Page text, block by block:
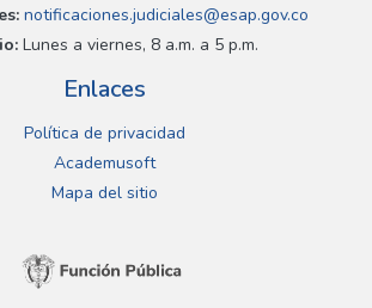
notificaciones.judiciales@esap.gov.co
Lunes a viernes, 8 a.m. a 5 p.m.
Enlaces
Política de privacidad
Academusoft
Mapa del sitio